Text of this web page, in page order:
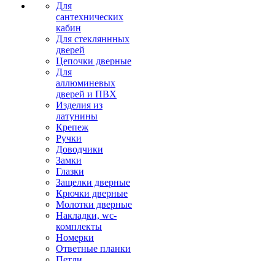
Для
сантехнических
кабин
Для стекляннных
дверей
Цепочки дверные
Для
аллюминевых
дверей и ПВХ
Изделия из
латунины
Крепеж
Ручки
Доводчики
Замки
Глазки
Защелки дверные
Крючки дверные
Молотки дверные
Накладки, wc-
комплекты
Номерки
Ответные планки